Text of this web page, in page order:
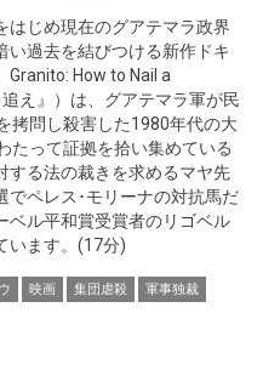
はじめ現在のグアテマラ政界
い過去を結びつける新作ドキ
Granito: How to Nail a
え』）は、グアテマラ軍が民
拷問し殺害した1980年代の大
たって証拠を拾い集めている
する法の裁きを求めるマヤ先
でペレス･モリーナの対抗馬だ
ベル平和賞受賞者のリゴベル
います。(17分)
映画 集団虐殺
軍事独裁